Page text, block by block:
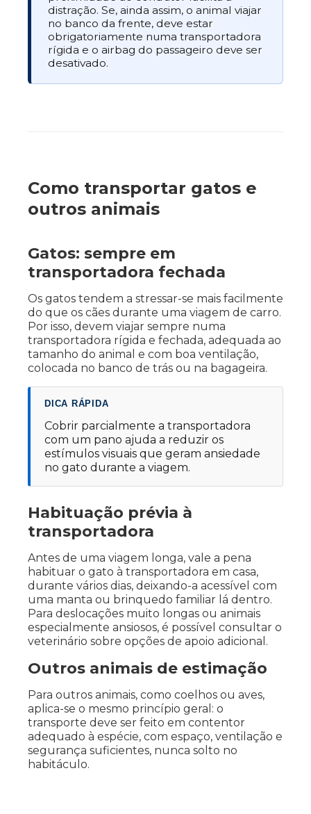
distração. Se, ainda assim, o animal viajar
no banco da frente, deve estar
obrigatoriamente numa transportadora
rígida e o airbag do passageiro deve ser
desativado.
Como transportar gatos e
outros animais
Gatos: sempre em
transportadora fechada
Os gatos tendem a stressar-se mais facilmente
do que os cães durante uma viagem de carro.
Por isso, devem viajar sempre numa
transportadora rígida e fechada, adequada ao
tamanho do animal e com boa ventilação,
colocada no banco de trás ou na bagageira.
DICA RÁPIDA
Cobrir parcialmente a transportadora
com um pano ajuda a reduzir os
estímulos visuais que geram ansiedade
no gato durante a viagem.
Habituação prévia à
transportadora
Antes de uma viagem longa, vale a pena
habituar o gato à transportadora em casa,
durante vários dias, deixando-a acessível com
uma manta ou brinquedo familiar lá dentro.
Para deslocações muito longas ou animais
especialmente ansiosos, é possível consultar o
veterinário sobre opções de apoio adicional.
Outros animais de estimação
Para outros animais, como coelhos ou aves,
aplica-se o mesmo princípio geral: o
transporte deve ser feito em contentor
adequado à espécie, com espaço, ventilação e
segurança suficientes, nunca solto no
habitáculo.